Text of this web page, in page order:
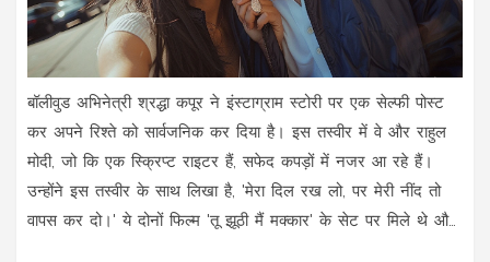
बॉलीवुड अभिनेत्री श्रद्धा कपूर ने इंस्टाग्राम स्टोरी पर एक सेल्फी पोस्ट
कर अपने रिश्ते को सार्वजनिक कर दिया है। इस तस्वीर में वे और राहुल
मोदी, जो कि एक स्क्रिप्ट राइटर हैं, सफेद कपड़ों में नजर आ रहे हैं।
उन्होंने इस तस्वीर के साथ लिखा है, 'मेरा दिल रख लो, पर मेरी नींद तो
वापस कर दो।' ये दोनों फिल्म 'तू झूठी मैं मक्कार' के सेट पर मिले थे और